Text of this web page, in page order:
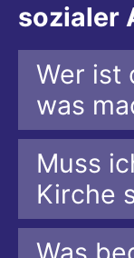
sozialer
Wer ist
was
Muss
Kirche